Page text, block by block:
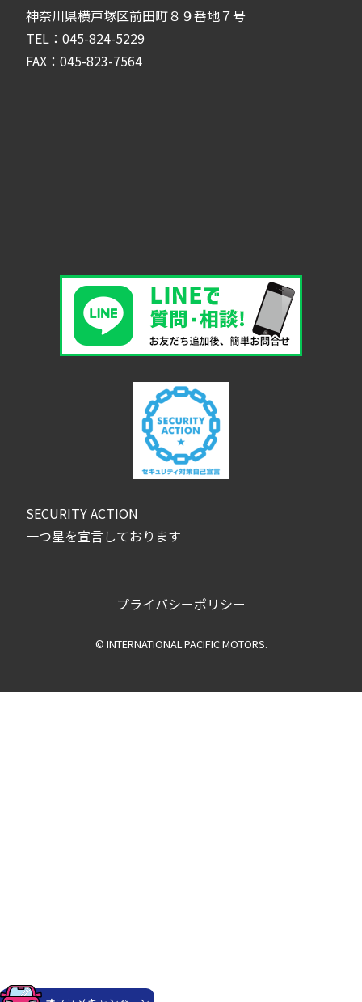
神奈川県横戸塚区前田町８９番地７号
TEL：045-824-5229
FAX：045-823-7564
SECURITY ACTION
一つ星を宣言しております
プライバシーポリシー
© INTERNATIONAL PACIFIC MOTORS.